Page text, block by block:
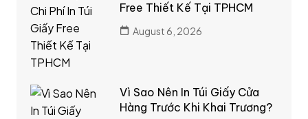
Free Thiết Kế Tại TPHCM
August 6, 2026
Vì Sao Nên In Túi Giấy Cửa
Hàng Trước Khi Khai Trương?